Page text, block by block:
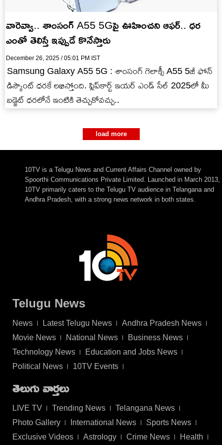
వారెవ్వా.. శాంసంగ్ A55 5Gపై ఊహించని ఆఫర్.. ధర
ఎంతో తెలిస్తే ఇప్పుడే కొనేస్తారు
December 26, 2025 / 05:01 PM IST
Samsung Galaxy A55 5G : శాంసంగ్ గెలాక్సీ A55 5జీ ఫోన్
డిస్కౌంట్ ధరకే లభిస్తోంది. ఫ్లిప్‌కార్ట్ ఇయర్ ఎండ్ సేల్ 2025లో మీ
బడ్జెట్ ధరలోనే ఇంటికి తెచ్చుకోవచ్చు..
load more
10TV is a Telugu News and Current Affairs Channel owned by
Spoorthi Communications Private Limited. Launched in March 2013,
10TV primarily caters to the Telugu TV audience in Telangana and
Andhra Pradesh, with a strong news network in both states.
Telugu News
News Latest Telugu News
Andhra Pradesh News
Movie News
National News
Business News
Technology News
Education and Jobs News
Political News
10TV Events
తెలుగు వార్తలు
LIVE TV Trending News
Telangana News
Photo Gallery
International News
Sports News
Exclusive Videos
Astrology Crime News Health